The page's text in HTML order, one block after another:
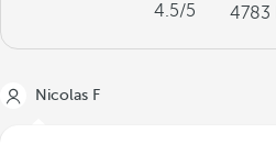
4.5/5 4783
Nicolas F